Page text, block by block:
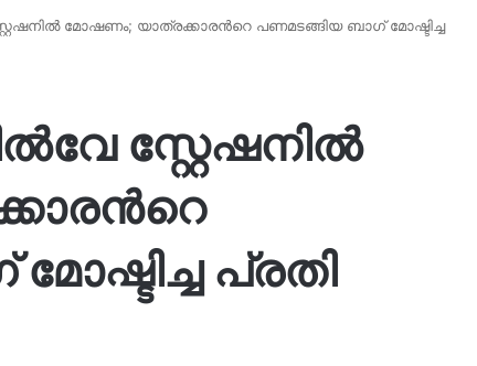
മോഷണം; യാത്രക്കാരന്‍റെ പണമടങ്ങിയ ബാഗ്‌ മോഷ്ടിച്ച
സ്റ്റേഷനിൽ
പ്രതി